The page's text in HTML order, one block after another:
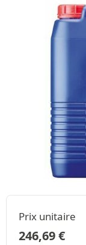
Prix unitaire
246,69€